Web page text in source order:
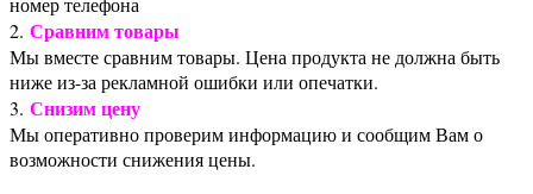
2. Сравним товары
Мы вместе сравним товары. Цена продукта не должна быть
ниже из-за рекламной ошибки или опечатки.
3. Снизим цену
Мы оперативно проверим информацию и сообщим Вам о
возможности снижения цены.